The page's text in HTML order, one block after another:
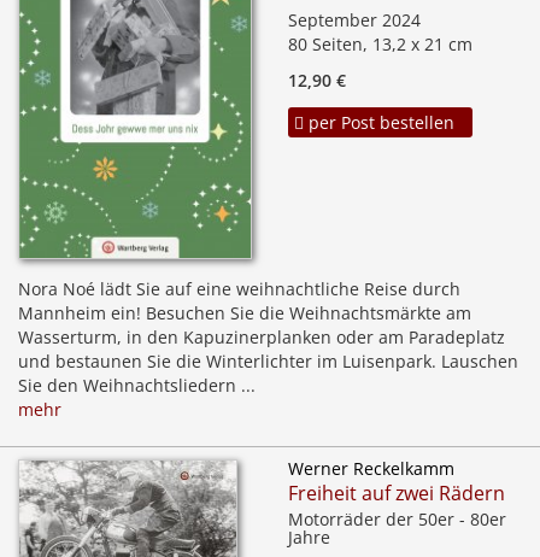
September 2024
80 Seiten, 13,2 x 21 cm
12,90 €
per Post bestellen
Nora Noé lädt Sie auf eine weihnachtliche Reise durch
Mannheim ein! Besuchen Sie die Weihnachtsmärkte am
Wasserturm, in den Kapuzinerplanken oder am Paradeplatz
und bestaunen Sie die Winterlichter im Luisenpark. Lauschen
Sie den Weihnachtsliedern ...
mehr
Werner Reckelkamm
Freiheit auf zwei Rädern
Motorräder der 50er - 80er
Jahre